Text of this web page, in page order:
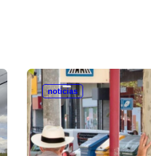
noticias